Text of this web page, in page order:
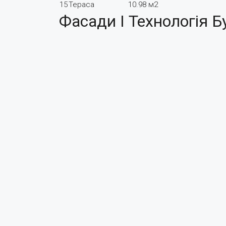
15Тераса 10.98 м2
Фасади І Технологія